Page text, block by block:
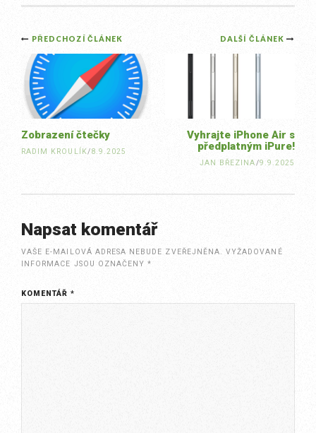
Post
navigation
DALŠÍ ČLÁNEK
Vyhrajte iPhone Air s
předplatným iPure!
JAN BŘEZINA/9.9.2025
PŘEDCHOZÍ ČLÁNEK
Zobrazení čtečky
RADIM KROULÍK/8.9.2025
Napsat komentář
VAŠE E-MAILOVÁ ADRESA NEBUDE ZVEŘEJNĚNA.
VYŽADOVANÉ
INFORMACE JSOU OZNAČENY*
KOMENTÁŘ*